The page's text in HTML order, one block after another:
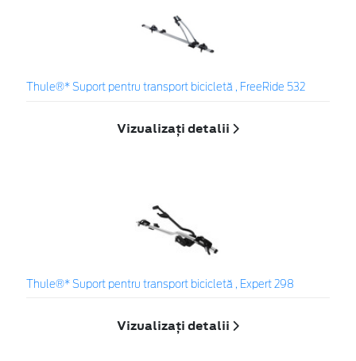
Thule®* Suport pentru transport bicicletă , FreeRide 532
Vizualizați detalii
Thule®* Suport pentru transport bicicletă , Expert 298
Vizualizați detalii